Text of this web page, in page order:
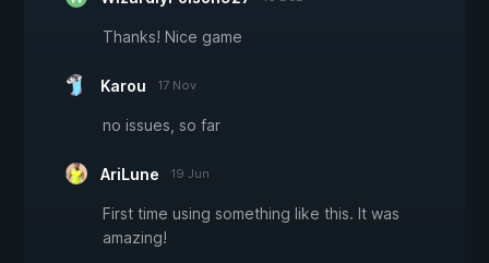
Thanks! Nice game
Karou 17 Nov
no issues, so far
AriLune 19 Jun
First time using something like this. It was
amazing!